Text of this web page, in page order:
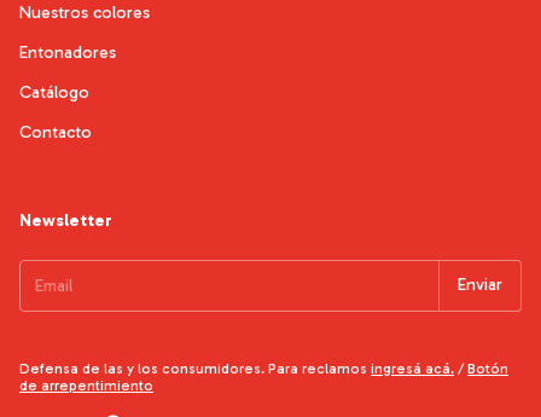
Nuestros colores
Entonadores
Catálogo
Contacto
Newsletter
Defensa de las y los consumidores. Para reclamos ingresá acá. / Botón
de arrepentimiento